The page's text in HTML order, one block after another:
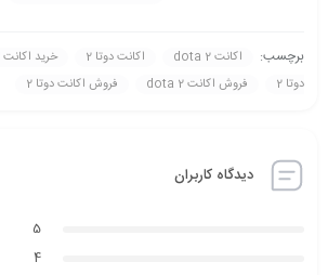
برچسب: اکانت dota 2 اکانت دوتا 2 خريد اکانت dota 2
دوتا 2
فروش اکانت dota 2 فروش اکانت دوتا 2
دیدگاه کاربران
5
4